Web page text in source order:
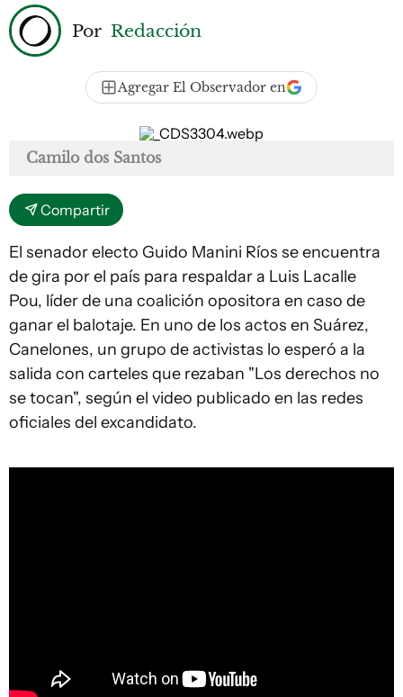
Por Redacción
Agregar El Observador en
Camilo dos Santos
Compartir
El senador electo Guido Manini Ríos se encuentra
de gira por el país para respaldar a Luis Lacalle
Pou, líder de una coalición opositora en caso de
ganar el balotaje. En uno de los actos en Suárez,
Canelones, un grupo de activistas lo esperó a la
salida con carteles que rezaban "Los derechos no
se tocan", según el video publicado en las redes
oficiales del excandidato.